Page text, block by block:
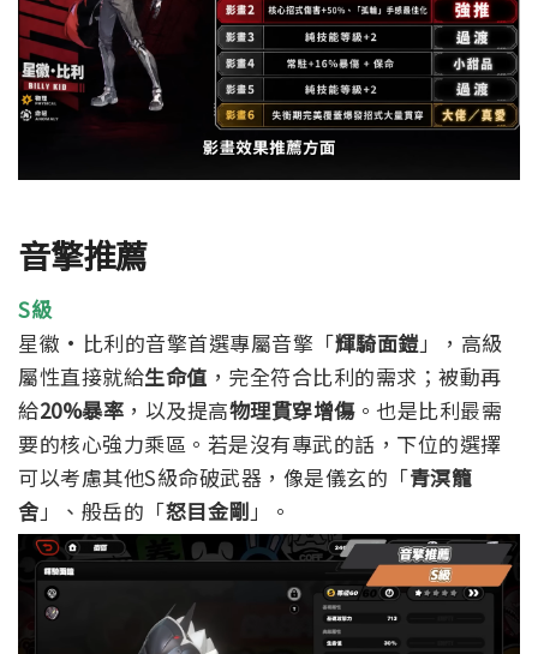
音擎推薦
S級
星徽·比利的音擎首選專屬音擎「輝騎面鎧」，高級
屬性直接就給生命值 ，完全符合比利的需求；被動再
給20%暴率 ，以及提高物理貫穿增傷。也是比利最需
要的核心強力乘區。 若是沒有專武的話，下位的選擇
可以考慮其他S級命破武器，像是儀玄的「青溟籠
舍 」、般岳的「怒目金剛 」。